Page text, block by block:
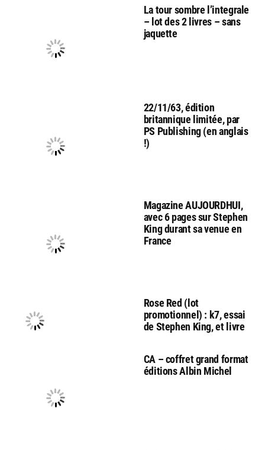
La tour sombre l’integrale
– lot des 2 livres – sans
jaquette
22/11/63, édition
britannique limitée, par
PS Publishing (en anglais
!)
Magazine AUJOURDHUI,
avec 6 pages sur Stephen
King durant sa venue en
France
Rose Red (lot
promotionnel) : k7, essai
de Stephen King, et livre
CA – coffret grand format
éditions Albin Michel